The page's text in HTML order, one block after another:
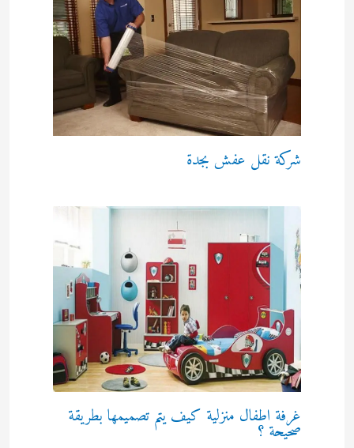
شركة نقل عفش بجدة
غرفة اطفال منزلية كيف يتم تصميمها بطريقة
صحيحة ؟